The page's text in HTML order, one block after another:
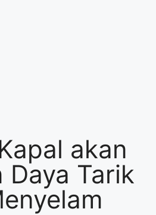
akan
Daya Tarik